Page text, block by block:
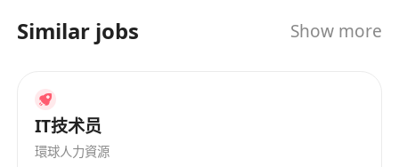
電子設備的操作流程。
1. 持有至少2年以上IT Support相關工作經驗，具備
機場或大型企業環境下工作經歷者優先考慮。
2. 熟悉常見IT硬件（如伺服器、網絡設備等）及應
Similar jobs Show more
IT技术员
環球人力資源